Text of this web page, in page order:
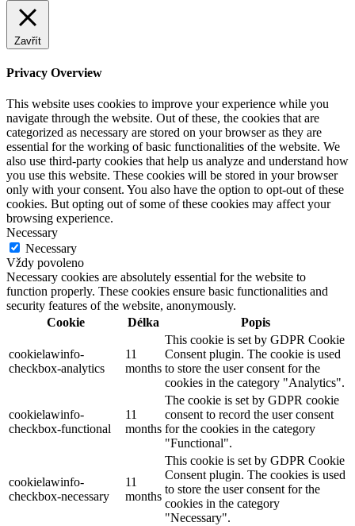
Zavřít
Privacy Overview
This website uses cookies to improve your experience while you
navigate through the website. Out of these, the cookies that are
categorized as necessary are stored on your browser as they are
essential for the working of basic functionalities of the website. We
also use third-party cookies that help us analyze and understand how
you use this website. These cookies will be stored in your browser
only with your consent. You also have the option to opt-out of these
cookies. But opting out of some of these cookies may affect your
browsing experience.
Necessary
Necessary
Vždy povoleno
Necessary cookies are absolutely essential for the website to
function properly. These cookies ensure basic functionalities and
security features of the website, anonymously.
Cookie
Délka Popis
cookielawinfo-
checkbox-analytics
11
months
This cookie is set by GDPR Cookie
Consent plugin. The cookie is used
to store the user consent for the
cookies in the category "Analytics".
cookielawinfo-
checkbox-functional
11
months
The cookie is set by GDPR cookie
consent to record the user consent
for the cookies in the category
"Functional".
cookielawinfo-
checkbox-necessary
11
months
This cookie is set by GDPR Cookie
Consent plugin. The cookies is used
to store the user consent for the
cookies in the category
"Necessary".